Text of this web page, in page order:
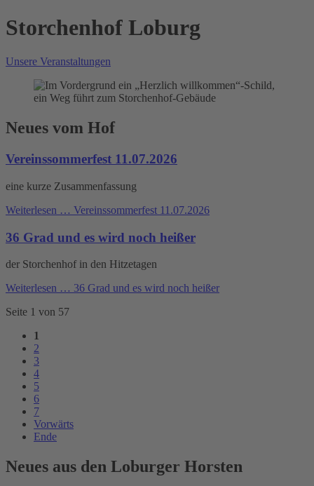
Storchenhof Loburg
Unsere Veranstaltungen
Neues vom Hof
Vereinssommerfest 11.07.2026
eine kurze Zusammenfassung
Weiterlesen … Vereinssommerfest 11.07.2026
36 Grad und es wird noch heißer
der Storchenhof in den Hitzetagen
Weiterlesen … 36 Grad und es wird noch heißer
Seite 1 von 57
1
2
3
4
5
6
7
Vorwärts
Ende
Neues aus den Loburger Horsten